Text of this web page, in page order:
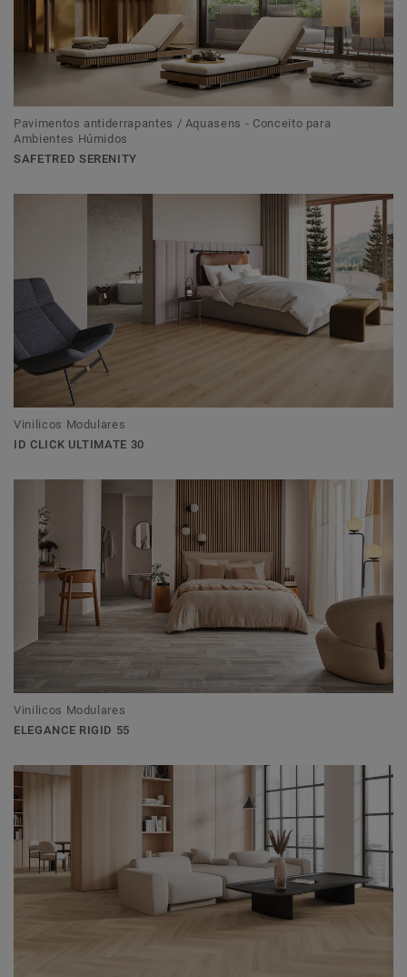
Pavimentos antiderrapantes / Aquasens - Conceito para
Ambientes Húmidos
SAFETRED SERENITY
Vinilicos Modulares
ID CLICK ULTIMATE 30
Vinilicos Modulares
ELEGANCE RIGID 55